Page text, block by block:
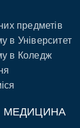
предметів
в Університет
в Коледж
МЕДИЦИНА